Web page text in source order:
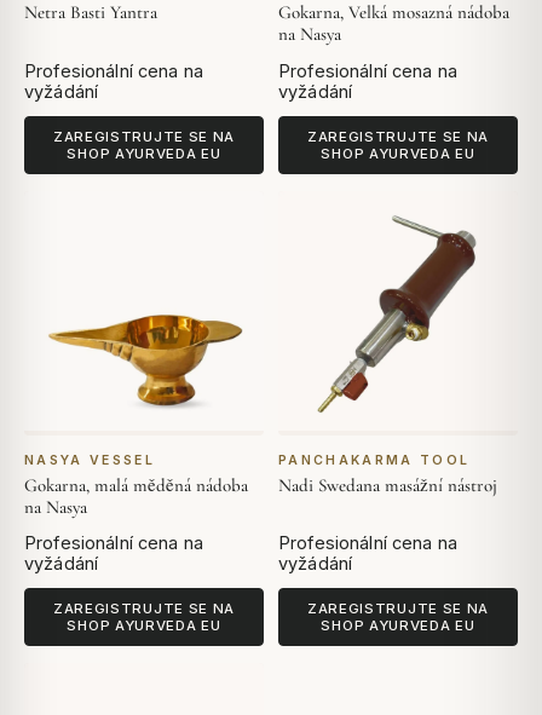
Netra Basti Yantra
Profesionální cena na
vyžádání
ZAREGISTRUJTE SE NA
SHOP AYURVEDA EU
Gokarna, Velká mosazná nádoba
na Nasya
Profesionální cena na
vyžádání
ZAREGISTRUJTE SE NA
SHOP AYURVEDA EU
NASYA VESSEL
Gokarna, malá měděná nádoba
na Nasya
Profesionální cena na
vyžádání
ZAREGISTRUJTE SE NA
SHOP AYURVEDA EU
PANCHAKARMA TOOL
Nadi Swedana masážní nástroj
Profesionální cena na
vyžádání
ZAREGISTRUJTE SE NA
SHOP AYURVEDA EU